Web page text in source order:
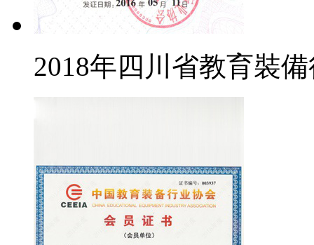
2018年四川省教育裝